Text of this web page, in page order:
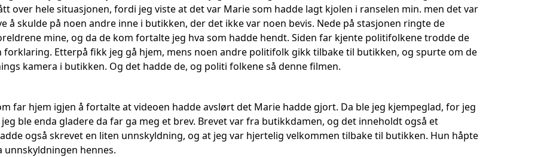
over hele situasjonen, fordi jeg viste at det var Marie som hadde lagt kjolen i ranselen min. men det var
å skulde på noen andre inne i butikken, der det ikke var noen bevis. Nede på stasjonen ringte de
mine, og da de kom fortalte jeg hva som hadde hendt. Siden far kjente politifolkene trodde de
forklaring. Etterpå fikk jeg gå hjem, mens noen andre politifolk gikk tilbake til butikken, og spurte om de
kamera i butikken. Og det hadde de, og politi folkene så denne filmen.
far hjem igjen å fortalte at videoen hadde avslørt det Marie hadde gjort. Da ble jeg kjempeglad, for jeg
ble enda gladere da far ga meg et brev. Brevet var fra butikkdamen, og det inneholdt også et
også skrevet en liten unnskyldning, og at jeg var hjertelig velkommen tilbake til butikken. Hun håpte
unnskyldningen hennes.